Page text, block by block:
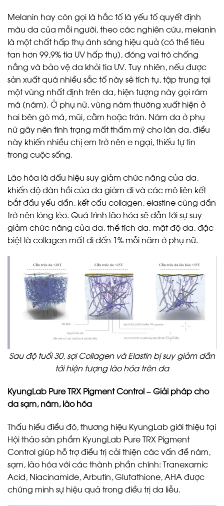
Melanin hay còn gọi là hắc tố là yếu tố quyết định
màu da của mỗi người, theo các nghiên cứu, melanin
là một chất hấp thụ ánh sáng hiệu quả (có thể tiêu
tan hơn 99,9% tia UV hấp thụ), đóng vai trò chống
nắng và bảo vệ da khỏi tia UV. Tuy nhiên, nếu được
sản xuất quá nhiều sắc tố này sẽ tích tụ, tập trung tại
một vùng nhất định trên da, hiện tượng này gọi rám
má (nám). Ở phụ nữ, vùng nám thường xuất hiện ở
hai bên gò má, mũi, cằm hoặc trán. Nám da ở phụ
nữ gây nên tình trạng mất thẩm mỹ cho làn da, điều
này khiến nhiều chị em trở nên e ngại, thiếu tự tin
trong cuộc sống.
Lão hóa là dấu hiệu suy giảm chức năng của da,
khiến độ đàn hồi của da giảm đi và các mô liên kết
bắt đầu yếu dần, kết cấu collagen, elastine cũng dần
trở nên lỏng lẻo. Quá trình lão hóa sẽ dẫn tới sự suy
giảm chức năng của da, thể tích da, mật độ da, đặc
biệt là collagen mất đi đến 1% mỗi năm ở phụ nữ.
Sau độ tuổi 30, sợi Collagen và Elastin bị suy giảm dẫn
tới hiện tượng lão hóa trên da
KyungLab Pure TRX Pigment Control – Giải pháp cho
da sạm, nám, lão hóa
Thấu hiểu điều đó, thương hiệu KyungLab giới thiệu tại
Hội thảo sản phẩm KyungLab Pure TRX Pigment
Control giúp hỗ trợ điều trị cải thiện các vấn đề nám,
sạm, lão hóa với các thành phần chính: Tranexamic
Acid, Niacinamide, Arbutin, Glutathione, AHA được
chứng minh sự hiệu quả trong điều trị da liễu.